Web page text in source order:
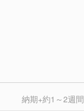
納期+約1～2週間